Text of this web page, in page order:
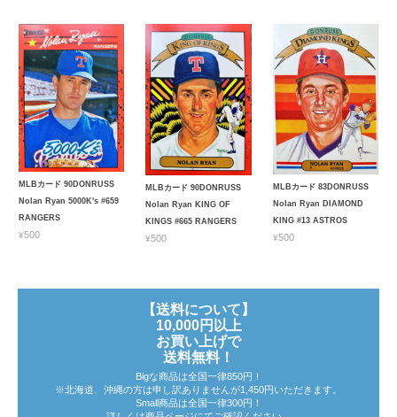
MLBカード 90DONRUSS
Nolan Ryan 5000K's #659
RANGERS
¥500
MLBカード 90DONRUSS
Nolan Ryan KING OF
KINGS #665 RANGERS
¥500
MLBカード 83DONRUSS
Nolan Ryan DIAMOND
KING #13 ASTROS
¥500
【送料について】
10,000円以上
お買い上げで
送料無料！
Bigな商品は全国一律850円！
※北海道、沖縄の方は申し訳ありませんが1,450円いただきます。
Small商品は全国一律300円！